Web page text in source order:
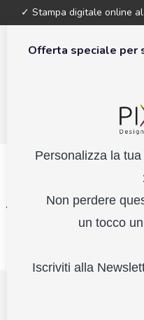
✓ Stampa digitale online al
Offerta speciale per
Personalizza la
Non perdere
un tocco
Iscriviti alla